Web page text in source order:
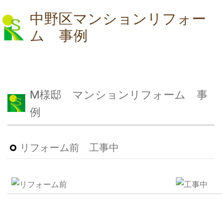
中野区マンションリフォー
ム 事例
M様邸 マンションリフォーム 事
例
リフォーム前 工事中